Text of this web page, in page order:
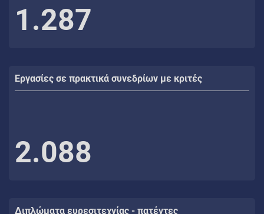
1.287
Εργασίες σε πρακτικά συνεδρίων με κριτές
2.088
Διπλώματα ευρεσιτεχνίας - πατέντες